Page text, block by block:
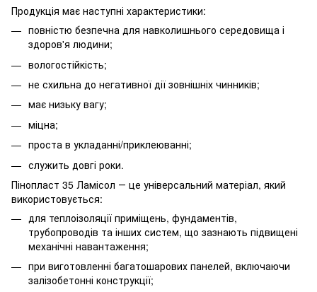
Продукція має наступні характеристики:
повністю безпечна для навколишнього середовища і
здоров'я людини;
вологостійкість;
не схильна до негативної дії зовнішніх чинників;
має низьку вагу;
міцна;
проста в укладанні/приклеюванні;
служить довгі роки.
Пінопласт 35 Ламісол ― це універсальний матеріал, який
використовується:
для теплоізоляції приміщень, фундаментів,
трубопроводів та інших систем, що зазнають підвищені
механічні навантаження;
при виготовленні багатошарових панелей, включаючи
залізобетонні конструкції;